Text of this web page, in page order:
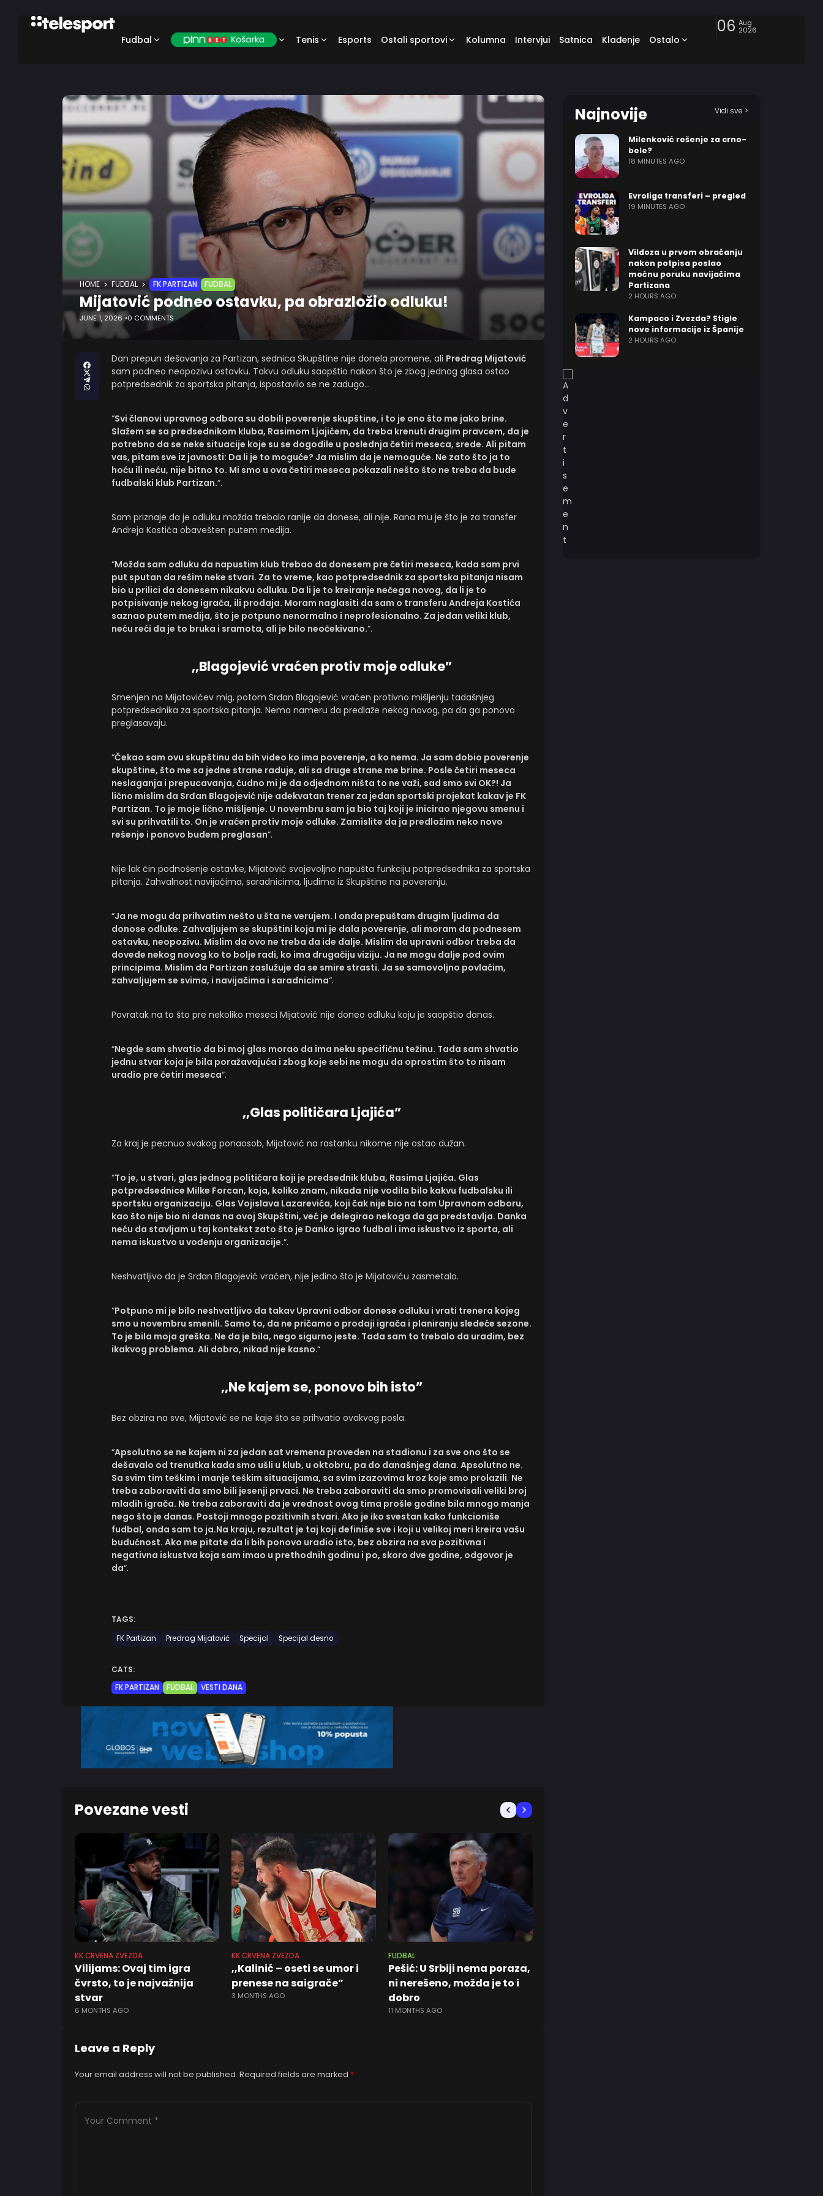
Fudbal Tenis Esports Ostali sportovi Kolumna Intervjui Satnica Klađenje Ostalo
06 Aug
2026
HOME FUDBAL FK PARTIZAN FUDBAL
Mijatović podneo ostavku, pa obrazložio odluku!
JUNE 1, 2026 0 COMMENTS
Dan prepun dešavanja za Partizan, sednica Skupštine nije donela promene, ali Predrag Mijatović
sam podneo neopozivu ostavku. Takvu odluku saopštio nakon što je zbog jednog glasa ostao
potpredsednik za sportska pitanja, ispostavilo se ne zadugo…
“Svi članovi upravnog odbora su dobili poverenje skupštine, i to je ono što me jako brine.
Slažem se sa predsednikom kluba, Rasimom Ljajićem, da treba krenuti drugim pravcem, da je
potrebno da se neke situacije koje su se dogodile u poslednja četiri meseca, srede. Ali pitam
vas, pitam sve iz javnosti: Da li je to moguće? Ja mislim da je nemoguće. Ne zato što ja to
hoću ili neću, nije bitno to. Mi smo u ova četiri meseca pokazali nešto što ne treba da bude
fudbalski klub Partizan.“.
Sam priznaje da je odluku možda trebalo ranije da donese, ali nije. Rana mu je što je za transfer
Andreja Kostića obavešten putem medija.
“Možda sam odluku da napustim klub trebao da donesem pre četiri meseca, kada sam prvi
put sputan da rešim neke stvari. Za to vreme, kao potpredsednik za sportska pitanja nisam
bio u prilici da donesem nikakvu odluku. Da li je to kreiranje nečega novog, da li je to
potpisivanje nekog igrača, ili prodaja. Moram naglasiti da sam o transferu Andreja Kostića
saznao putem medija, što je potpuno nenormalno i neprofesionalno. Za jedan veliki klub,
neću reći da je to bruka i sramota, ali je bilo neočekivano.“.
,,Blagojević vraćen protiv moje odluke”
Smenjen na Mijatovićev mig, potom Srđan Blagojević vraćen protivno mišljenju tadašnjeg
potpredsednika za sportska pitanja. Nema nameru da predlaže nekog novog, pa da ga ponovo
preglasavaju.
“Čekao sam ovu skupštinu da bih video ko ima poverenje, a ko nema. Ja sam dobio poverenje
skupštine, što me sa jedne strane raduje, ali sa druge strane me brine. Posle četiri meseca
neslaganja i prepucavanja, čudno mi je da odjednom ništa to ne važi, sad smo svi OK?! Ja
lično mislim da Srđan Blagojević nije adekvatan trener za jedan sportski projekat kakav je FK
Partizan. To je moje lično mišljenje. U novembru sam ja bio taj koji je inicirao njegovu smenu i
svi su prihvatili to. On je vraćen protiv moje odluke. Zamislite da ja predložim neko novo
rešenje i ponovo budem preglasan“.
Nije lak čin podnošenje ostavke, Mijatović svojevoljno napušta funkciju potpredsednika za sportska
pitanja. Zahvalnost navijačima, saradnicima, ljudima iz Skupštine na poverenju.
“Ja ne mogu da prihvatim nešto u šta ne verujem. I onda prepuštam drugim ljudima da
donose odluke. Zahvaljujem se skupštini koja mi je dala poverenje, ali moram da podnesem
ostavku, neopozivu. Mislim da ovo ne treba da ide dalje. Mislim da upravni odbor treba da
dovede nekog novog ko to bolje radi, ko ima drugačiju viziju. Ja ne mogu dalje pod ovim
principima. Mislim da Partizan zaslužuje da se smire strasti. Ja se samovoljno povlačim,
zahvaljujem se svima, i navijačima i saradnicima“.
Povratak na to što pre nekoliko meseci Mijatović nije doneo odluku koju je saopštio danas.
“Negde sam shvatio da bi moj glas morao da ima neku specifičnu težinu. Tada sam shvatio
jednu stvar koja je bila poražavajuća i zbog koje sebi ne mogu da oprostim što to nisam
uradio pre četiri meseca“.
,,Glas političara Ljajića”
Za kraj je pecnuo svakog ponaosob, Mijatović na rastanku nikome nije ostao dužan.
“To je, u stvari, glas jednog političara koji je predsednik kluba, Rasima Ljajića. Glas
potpredsednice Milke Forcan, koja, koliko znam, nikada nije vodila bilo kakvu fudbalsku ili
sportsku organizaciju. Glas Vojislava Lazarevića, koji čak nije bio na tom Upravnom odboru,
kao što nije bio ni danas na ovoj Skupštini, već je delegirao nekoga da ga predstavlja. Danka
neću da stavljam u taj kontekst zato što je Danko igrao fudbal i ima iskustvo iz sporta, ali
nema iskustvo u vođenju organizacije.“.
Neshvatljivo da je Srđan Blagojević vraćen, nije jedino što je Mijatoviću zasmetalo.
“Potpuno mi je bilo neshvatljivo da takav Upravni odbor donese odluku i vrati trenera kojeg
smo u novembru smenili. Samo to, da ne pričamo o prodaji igrača i planiranju sledeće sezone.
To je bila moja greška. Ne da je bila, nego sigurno jeste. Tada sam to trebalo da uradim, bez
ikakvog problema. Ali dobro, nikad nije kasno.“
,,Ne kajem se, ponovo bih isto”
Bez obzira na sve, Mijatović se ne kaje što se prihvatio ovakvog posla.
“Apsolutno se ne kajem ni za jedan sat vremena proveden na stadionu i za sve ono što se
dešavalo od trenutka kada smo ušli u klub, u oktobru, pa do današnjeg dana. Apsolutno ne.
Sa svim tim teškim i manje teškim situacijama, sa svim izazovima kroz koje smo prolazili. Ne
treba zaboraviti da smo bili jesenji prvaci. Ne treba zaboraviti da smo promovisali veliki broj
mladih igrača. Ne treba zaboraviti da je vrednost ovog tima prošle godine bila mnogo manja
nego što je danas. Postoji mnogo pozitivnih stvari. Ako je iko svestan kako funkcioniše
fudbal, onda sam to ja.Na kraju, rezultat je taj koji definiše sve i koji u velikoj meri kreira vašu
budućnost. Ako me pitate da li bih ponovo uradio isto, bez obzira na sva pozitivna i
negativna iskustva koja sam imao u prethodnih godinu i po, skoro dve godine, odgovor je
da“.
TAGS:
FK Partizan
Predrag Mijatović Specijal Specijal desno
CATS:
FK PARTIZAN
FUDBAL VESTI DANA
Povezane vesti
KK CRVENA ZVEZDA
Vilijams: Ovaj tim igra
čvrsto, to je najvažnija
stvar
6 MONTHS AGO
KK CRVENA ZVEZDA
,,Kalinić – oseti se umor i
prenese na saigrače”
3 MONTHS AGO
FUDBAL
Pešić: U Srbiji nema poraza,
ni nerešeno, možda je to i
dobro
11 MONTHS AGO
Leave a Reply
Your email address will not be published. Required fields are marked *
Najnovije Vidi sve >
Milenković rešenje za crno-
bele?
18 MINUTES AGO
Evroliga transferi – pregled
19 MINUTES AGO
Vildoza u prvom obraćanju
nakon potpisa poslao
moćnu poruku navijačima
Partizana
2 HOURS AGO
Kampaco i Zvezda? Stigle
nove informacije iz Španije
2 HOURS AGO